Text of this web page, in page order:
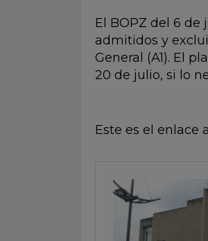
El BOPZ del 6
admitidos y
General (A1). El
20 de julio, si lo
Este es el enlace